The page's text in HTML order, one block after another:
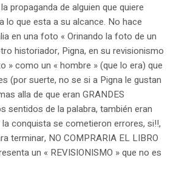
propaganda de alguien que quiere
lo que esta a su alcance. No hace
en una foto « Orinando la foto de un
historiador, Pigna, en su revisionismo
» como un « hombre » (que lo era) que
(por suerte, no se si a Pigna le gustan
alla de que eran GRANDES
sentidos de la palabra, también eran
la conquista se cometieron errores, si!!,
terminar, NO COMPRARIA EL LIBRO
un « REVISIONISMO » que no es